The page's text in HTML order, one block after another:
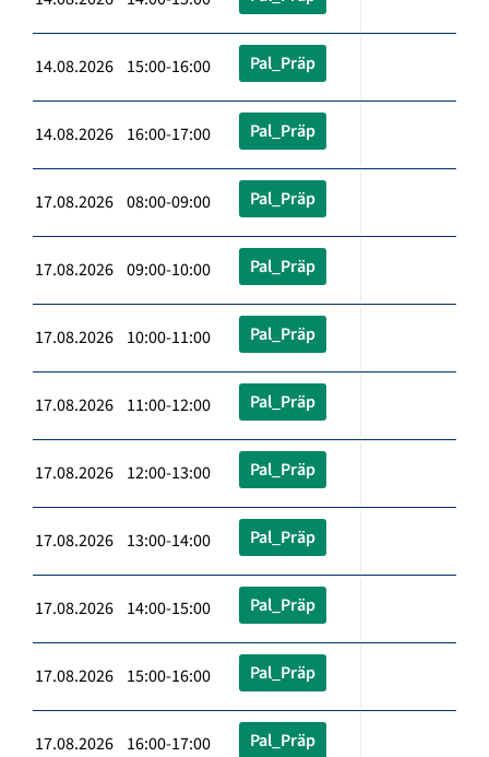
14.08.2026 15:00-16:00 Pal_Präp
14.08.2026 16:00-17:00 Pal_Präp
17.08.2026 08:00-09:00 Pal_Präp
17.08.2026 09:00-10:00 Pal_Präp
17.08.2026 10:00-11:00 Pal_Präp
17.08.2026 11:00-12:00 Pal_Präp
17.08.2026 12:00-13:00 Pal_Präp
17.08.2026 13:00-14:00 Pal_Präp
17.08.2026 14:00-15:00 Pal_Präp
17.08.2026 15:00-16:00 Pal_Präp
17.08.2026 16:00-17:00 Pal_Präp